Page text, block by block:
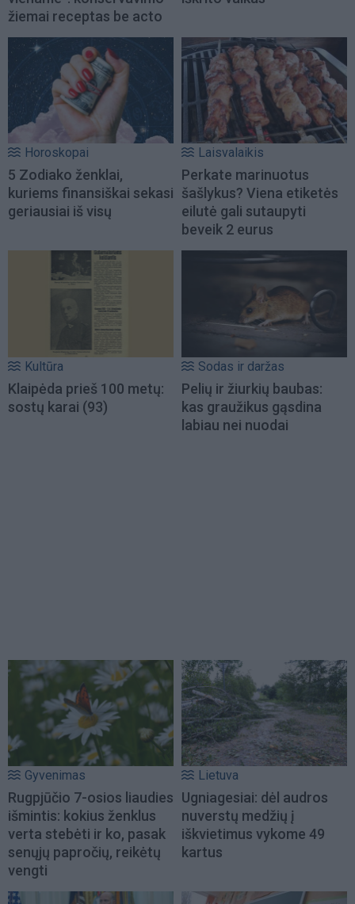
žiemai receptas be acto
Horoskopai
5 Zodiako ženklai,
kuriems finansiškai sekasi
geriausiai iš visų
Laisvalaikis
Perkate marinuotus
šašlykus? Viena etiketės
eilutė gali sutaupyti
beveik 2 eurus
Kultūra
Klaipėda prieš 100 metų:
sostų karai (93)
Sodas ir daržas
Pelių ir žiurkių baubas:
kas graužikus gąsdina
labiau nei nuodai
Gyvenimas
Rugpjūčio 7-osios liaudies
išmintis: kokius ženklus
verta stebėti ir ko, pasak
senųjų papročių, reikėtų
vengti
Lietuva
Ugniagesiai: dėl audros
nuverstų medžių į
iškvietimus vykome 49
kartus